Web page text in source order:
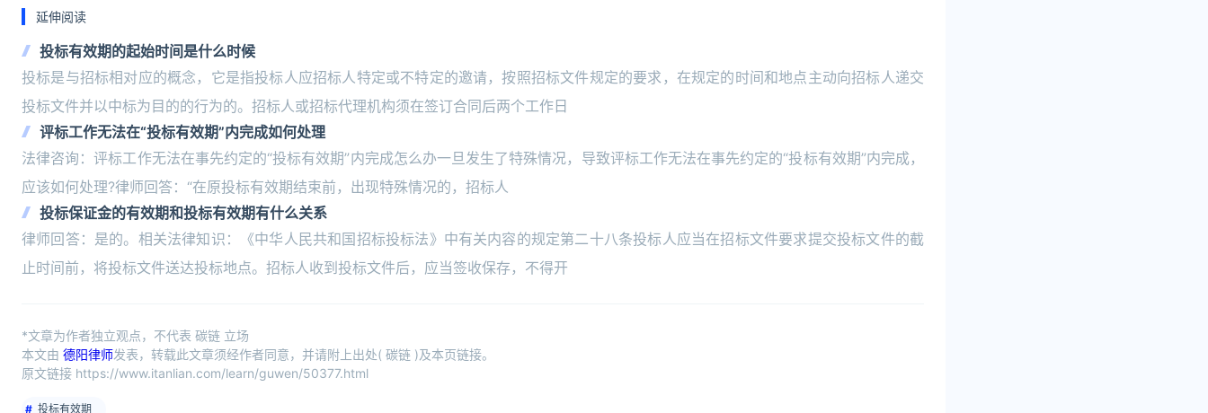
延伸阅读
投标有效期的起始时间是什么时候
投标是与招标相对应的概念，它是指投标人应招标人特定或不特定的邀请，按照招标文件规定的要求，在规定的时间和地点主动向招标人递交
投标文件并以中标为目的的行为的。招标人或招标代理机构须在签订合同后两个工作日
评标工作无法在“投标有效期”内完成如何处理
法律咨询：评标工作无法在事先约定的“投标有效期”内完成怎么办一旦发生了特殊情况，导致评标工作无法在事先约定的“投标有效期”内完成，
应该如何处理?律师回答：“在原投标有效期结束前，出现特殊情况的，招标人
投标保证金的有效期和投标有效期有什么关系
律师回答：是的。相关法律知识：《中华人民共和国招标投标法》中有关内容的规定第二十八条投标人应当在招标文件要求提交投标文件的截
止时间前，将投标文件送达投标地点。招标人收到投标文件后，应当签收保存，不得开
*文章为作者独立观点，不代表 碳链 立场
本文由 德阳律师发表，转载此文章须经作者同意，并请附上出处( 碳链 )及本页链接。
原文链接 https://www.itanlian.com/learn/guwen/50377.html
投标有效期